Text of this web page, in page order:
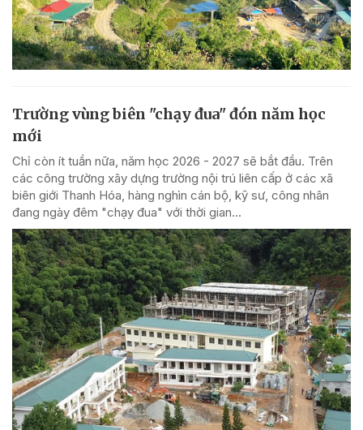
Trường vùng biên "chạy đua" đón năm học
mới
Chỉ còn ít tuần nữa, năm học 2026 - 2027 sẽ bắt đầu. Trên
các công trường xây dựng trường nội trú liên cấp ở các xã
biên giới Thanh Hóa, hàng nghìn cán bộ, kỹ sư, công nhân
đang ngày đêm "chạy đua" với thời gian...